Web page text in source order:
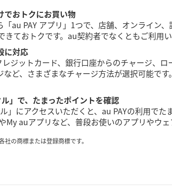
でおトクにお買い物
au PAY アプリ」1つで、店舗、オンライン
きておトクです。au契約者でなくともご利用い
に対応
ジットカード、銀行口座からのチャージ、
など、さまざまなチャージ方法が選択可能で
」で、たまったポイントを確認
」にアクセスいただくと、au PAYの利用で
My auアプリなど、普段お使いのアプリやウ
の商標または登録商標です。